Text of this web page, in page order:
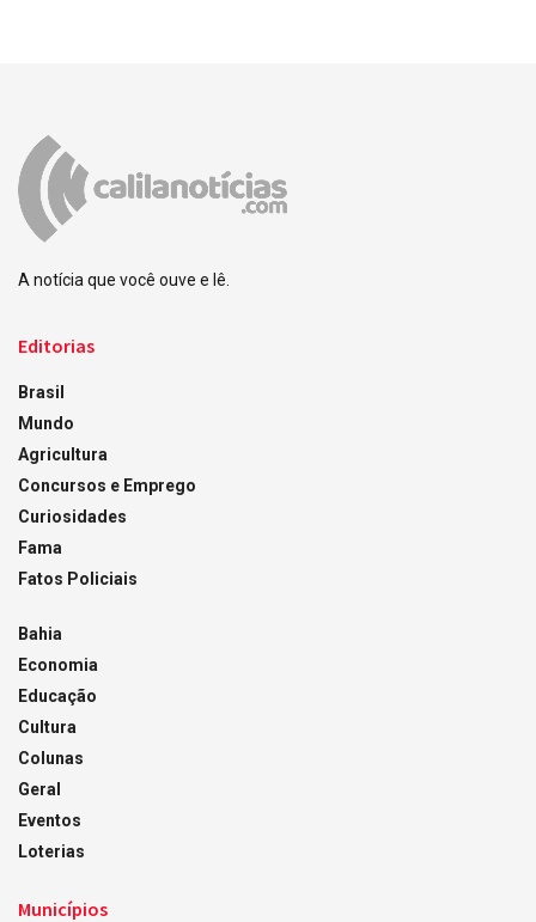
A notícia que você ouve e lê.
Editorias
Brasil
Mundo
Agricultura
Concursos e Emprego
Curiosidades
Fama
Fatos Policiais
Bahia
Economia
Educação
Cultura
Colunas
Geral
Eventos
Loterias
Municípios